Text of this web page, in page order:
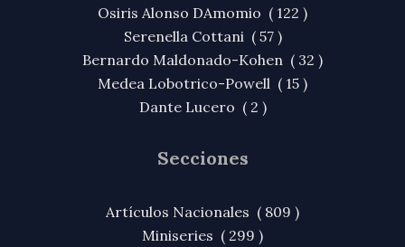
Osiris Alonso DAmomio ( 122 )
Serenella Cottani ( 57 )
Bernardo Maldonado-Kohen ( 32 )
Medea Lobotrico-Powell ( 15 )
Dante Lucero ( 2 )
Secciones
Artículos Nacionales ( 809 )
Miniseries ( 299 )